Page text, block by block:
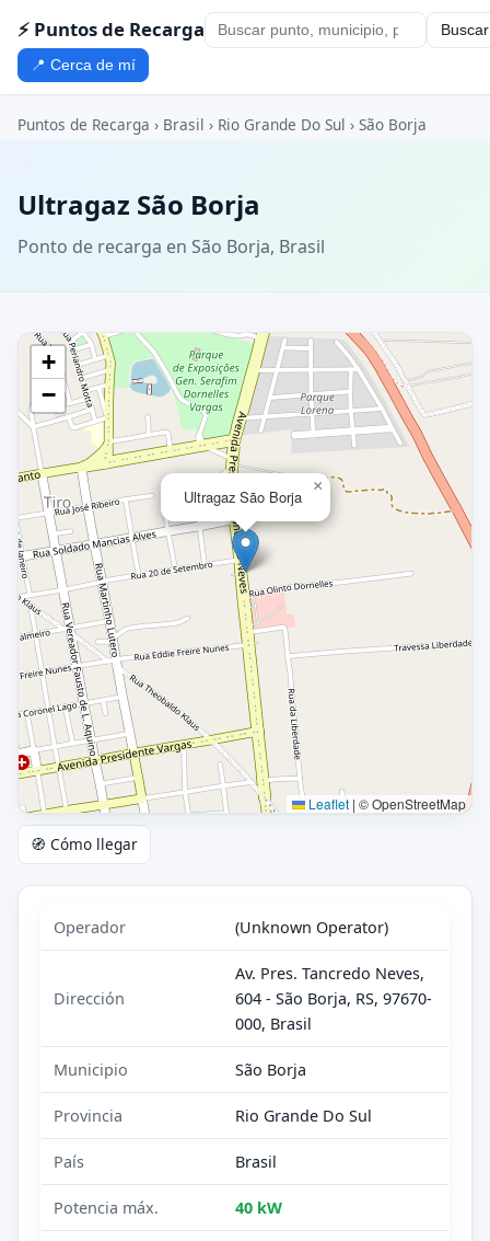
⚡ Puntos de Recarga Buscar
📍 Cerca de mí
Puntos de Recarga › Brasil › Rio Grande Do Sul › São Borja
Ultragaz São Borja
Ponto de recarga en São Borja, Brasil
Ultragaz São Borja
×
+
−
Leaflet | © OpenStreetMap
🧭 Cómo llegar
Operador (Unknown Operator)
Dirección
Av. Pres. Tancredo Neves,
604 - São Borja, RS, 97670-
000, Brasil
Municipio São Borja
Provincia Rio Grande Do Sul
País Brasil
Potencia máx. 40 kW